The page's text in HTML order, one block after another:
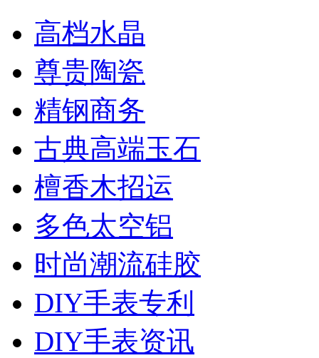
高档水晶
尊贵陶瓷
精钢商务
古典高端玉石
檀香木招运
多色太空铝
时尚潮流硅胶
DIY手表专利
DIY手表资讯